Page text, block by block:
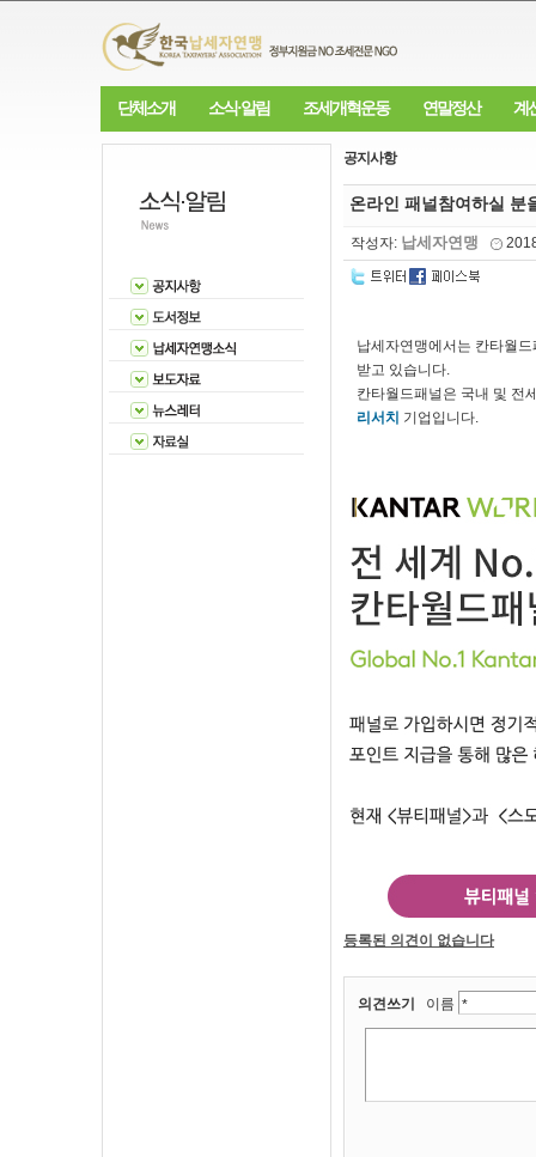
단체소개 소식·알림 조세개혁운동 연말정산 계
공지사항
온라인 패널참여하실 분
작성자: 납세자연맹
납세자연맹에서는 칸타월
받고 있습니다.
칸타월드패널은 국내 및 전
리서치 기업입니다.
등록된 의견이 없습니다
의견쓰기 이름